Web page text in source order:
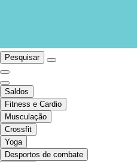
Pesquisar
Saldos
Fitness e Cardio
Musculação
Crossfit
Yoga
Desportos de combate